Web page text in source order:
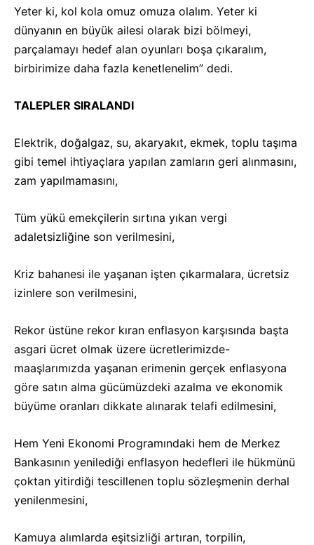
Yeter ki, kol kola omuz omuza olalım. Yeter ki
dünyanın en büyük ailesi olarak bizi bölmeyi,
parçalamayı hedef alan oyunları boşa çıkaralım,
birbirimize daha fazla kenetlenelim” dedi.
TALEPLER SIRALANDI
Elektrik, doğalgaz, su, akaryakıt, ekmek, toplu taşıma
gibi temel ihtiyaçlara yapılan zamların geri alınmasını,
zam yapılmamasını,
Tüm yükü emekçilerin sırtına yıkan vergi
adaletsizliğine son verilmesini,
Kriz bahanesi ile yaşanan işten çıkarmalara, ücretsiz
izinlere son verilmesini,
Rekor üstüne rekor kıran enflasyon karşısında başta
asgari ücret olmak üzere ücretlerimizde-
maaşlarımızda yaşanan erimenin gerçek enflasyona
göre satın alma gücümüzdeki azalma ve ekonomik
büyüme oranları dikkate alınarak telafi edilmesini,
Hem Yeni Ekonomi Programındaki hem de Merkez
Bankasının yenilediği enflasyon hedefleri ile hükmünü
çoktan yitirdiği tescillenen toplu sözleşmenin derhal
yenilenmesini,
Kamuya alımlarda eşitsizliği artıran, torpilin,